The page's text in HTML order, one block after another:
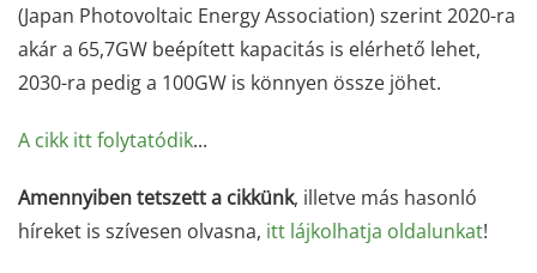
(Japan Photovoltaic Energy Association) szerint 2020-ra
akár a 65,7GW beépített kapacitás is elérhető lehet,
2030-ra pedig a 100GW is könnyen össze jöhet.
A cikk itt folytatódik...
Amennyiben tetszett a cikkünk, illetve más hasonló
híreket is szívesen olvasna, itt lájkolhatja oldalunkat!